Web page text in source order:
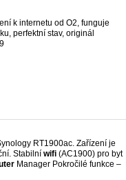
k internetu od O2, funguje
perfektní stav, originál
RT1900ac. Zařízení je
Stabilní wifi (AC1900) pro byt
Manager Pokročilé funkce –